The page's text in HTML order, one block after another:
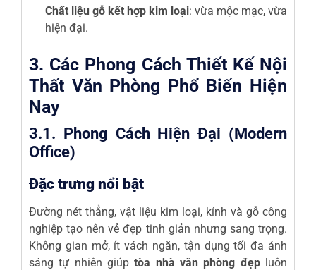
Chất liệu gỗ kết hợp kim loại: vừa mộc mạc, vừa
hiện đại.
3. Các Phong Cách Thiết Kế Nội
Thất Văn Phòng Phổ Biến Hiện
Nay
3.1. Phong Cách Hiện Đại (Modern
Office)
Đặc trưng nổi bật
Đường nét thẳng, vật liệu kim loại, kính và gỗ công
nghiệp tạo nên vẻ đẹp tinh giản nhưng sang trọng.
Không gian mở, ít vách ngăn, tận dụng tối đa ánh
sáng tự nhiên giúptòa nhà văn phòng đẹpluôn